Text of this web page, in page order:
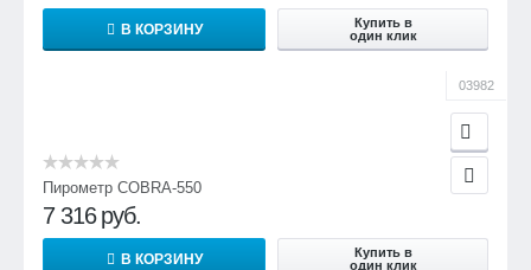
В КОРЗИНУ
Купить в
один клик
03982
Пирометр COBRA-550
7 316 руб.
В КОРЗИНУ
Купить в
один клик